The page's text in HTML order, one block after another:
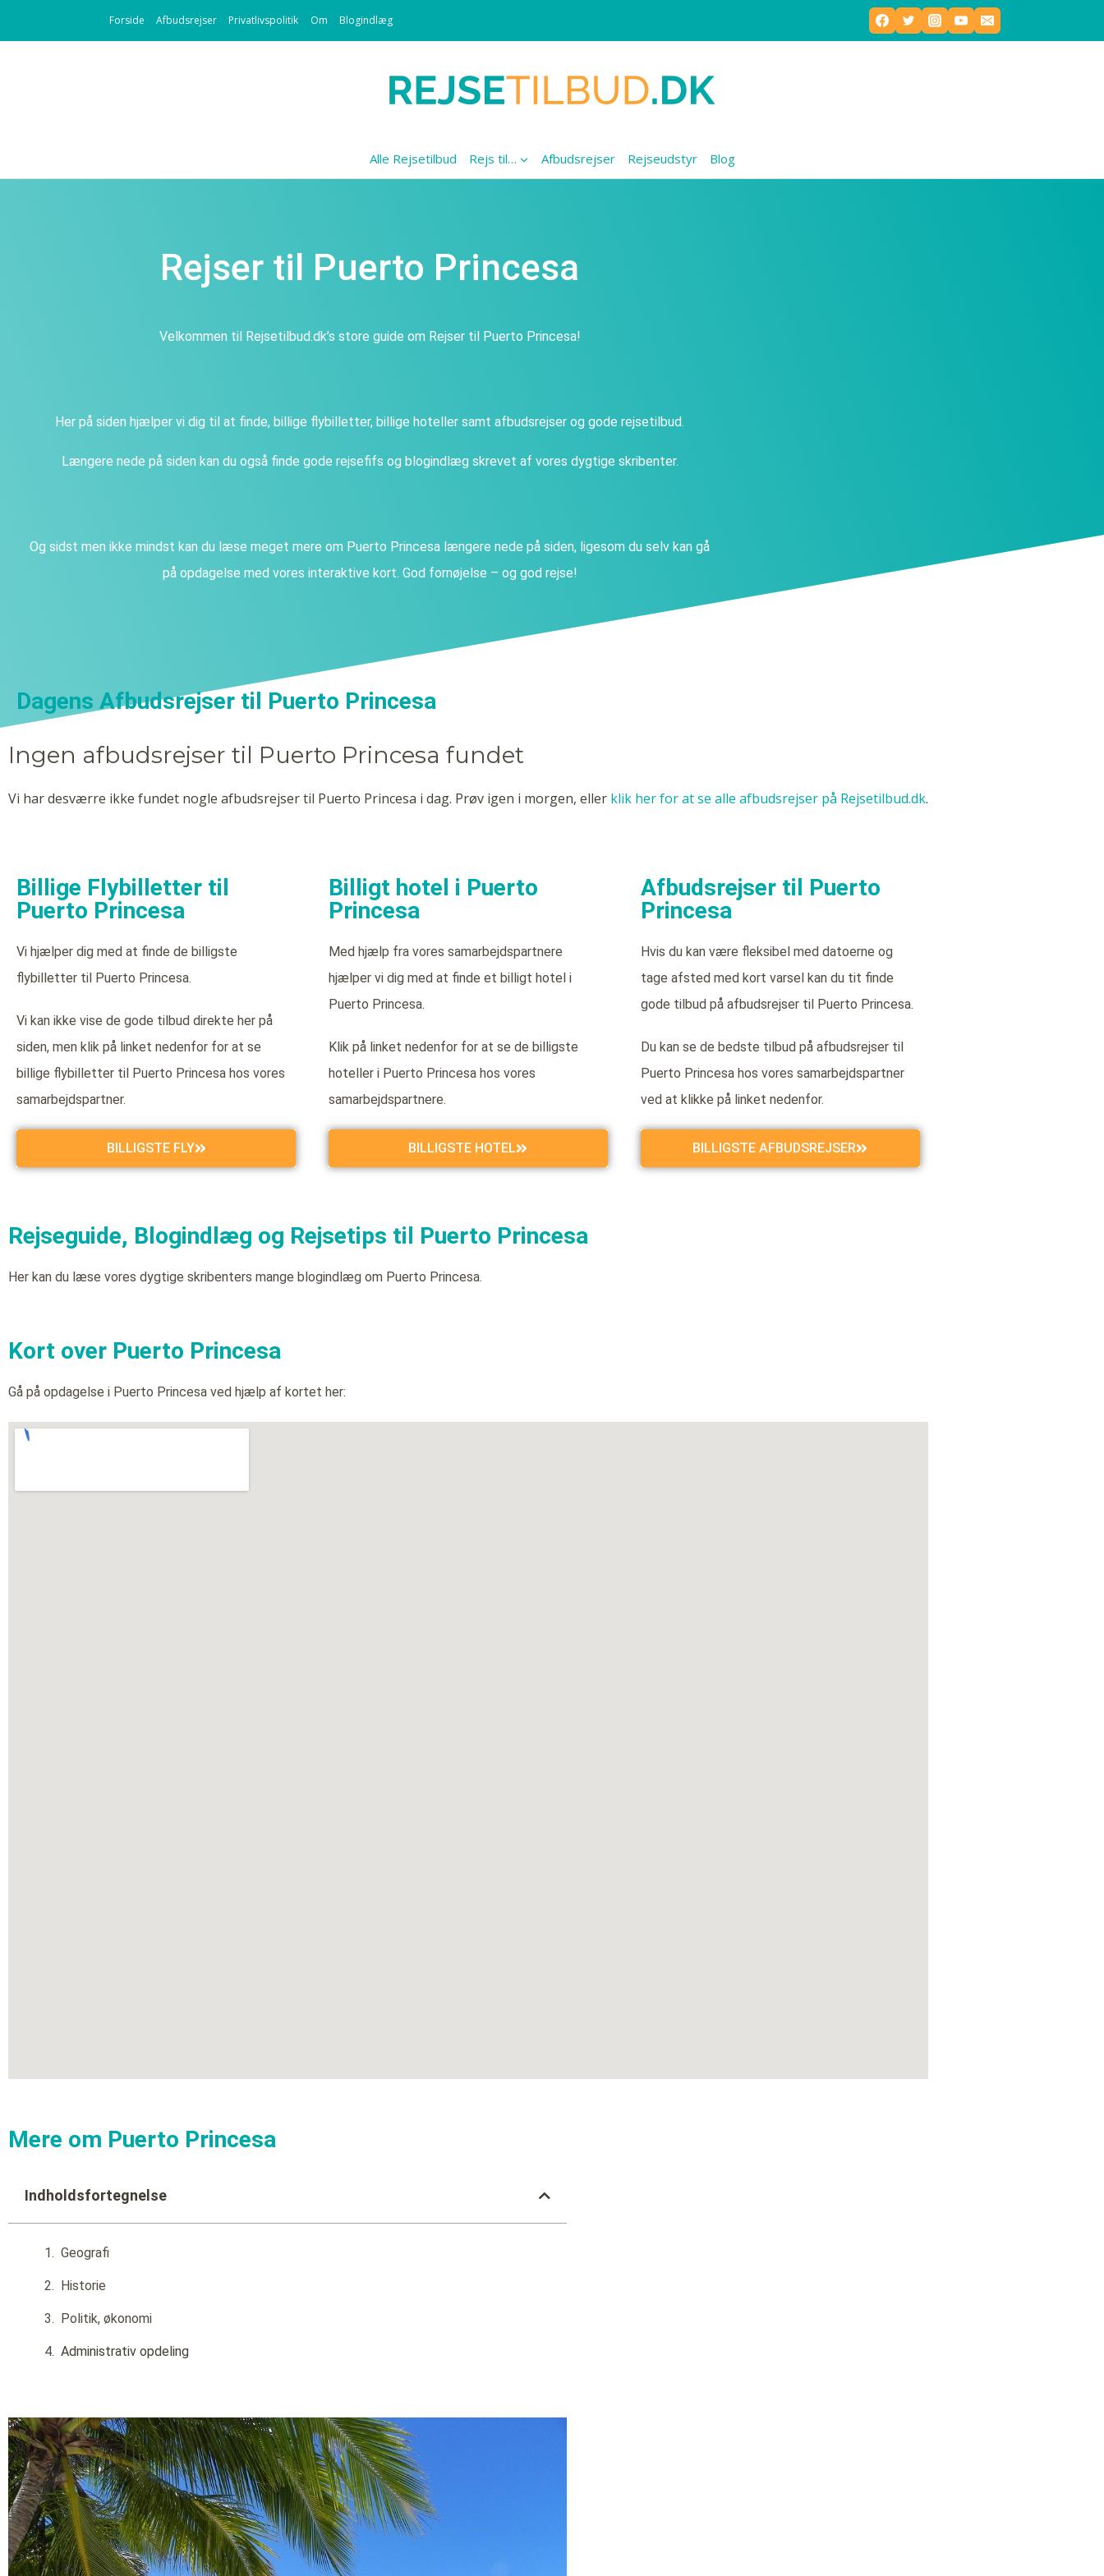
Forside Afbudsrejser Privatlivspolitik Om Blogindlæg
Alle Rejsetilbud Rejs til… Afbudsrejser Rejseudstyr Blog
Rejser til Puerto Princesa
Velkommen til Rejsetilbud.dk’s store guide om Rejser til Puerto Princesa!
Her på siden hjælper vi dig til at finde, billige flybilletter, billige hoteller samt afbudsrejser og gode rejsetilbud.
Længere nede på siden kan du også finde gode rejsefifs og blogindlæg skrevet af vores dygtige skribenter.
Og sidst men ikke mindst kan du læse meget mere om Puerto Princesa længere nede på siden, ligesom du selv kan gå
på opdagelse med vores interaktive kort. God fornøjelse – og god rejse!
Dagens Afbudsrejser til Puerto Princesa
Ingen afbudsrejser til Puerto Princesa fundet
Vi har desværre ikke fundet nogle afbudsrejser til Puerto Princesa i dag. Prøv igen i morgen, eller klik her for at se alle afbudsrejser på Rejsetilbud.dk.
Billige Flybilletter til
Puerto Princesa
Vi hjælper dig med at finde de billigste
flybilletter til Puerto Princesa.
Vi kan ikke vise de gode tilbud direkte her på
siden, men klik på linket nedenfor for at se
billige flybilletter til Puerto Princesa hos vores
samarbejdspartner.
BILLIGSTE FLY
Billigt hotel i Puerto
Princesa
Med hjælp fra vores samarbejdspartnere
hjælper vi dig med at finde et billigt hotel i
Puerto Princesa.
Klik på linket nedenfor for at se de billigste
hoteller i Puerto Princesa hos vores
samarbejdspartnere.
BILLIGSTE HOTEL
Afbudsrejser til Puerto
Princesa
Hvis du kan være fleksibel med datoerne og
tage afsted med kort varsel kan du tit finde
gode tilbud på afbudsrejser til Puerto Princesa.
Du kan se de bedste tilbud på afbudsrejser til
Puerto Princesa hos vores samarbejdspartner
ved at klikke på linket nedenfor.
BILLIGSTE AFBUDSREJSER
Rejseguide, Blogindlæg og Rejsetips til Puerto Princesa
Her kan du læse vores dygtige skribenters mange blogindlæg om Puerto Princesa.
Kort over Puerto Princesa
Gå på opdagelse i Puerto Princesa ved hjælp af kortet her:
Mere om Puerto Princesa
Indholdsfortegnelse
Geografi
Historie
Politik, økonomi
Administrativ opdeling